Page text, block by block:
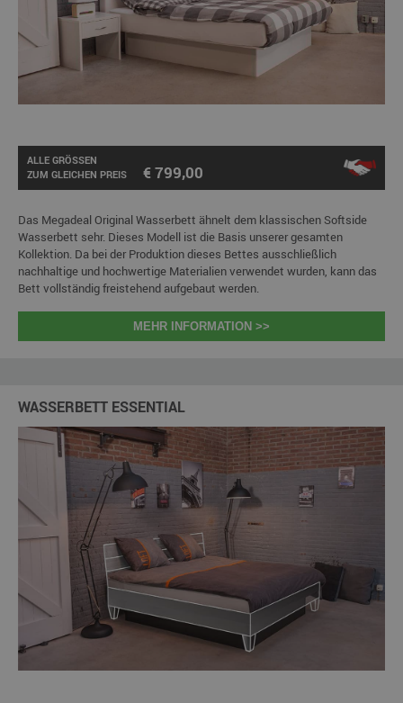
ALLE GRÖSSEN
ZUM GLEICHEN PREIS
€ 799,00
Das Megadeal Original Wasserbett ähnelt dem klassischen Softside
Wasserbett sehr. Dieses Modell ist die Basis unserer gesamten
Kollektion. Da bei der Produktion dieses Bettes ausschließlich
nachhaltige und hochwertige Materialien verwendet wurden, kann das
Bett vollständig freistehend aufgebaut werden.
MEHR INFORMATION >>
WASSERBETT ESSENTIAL